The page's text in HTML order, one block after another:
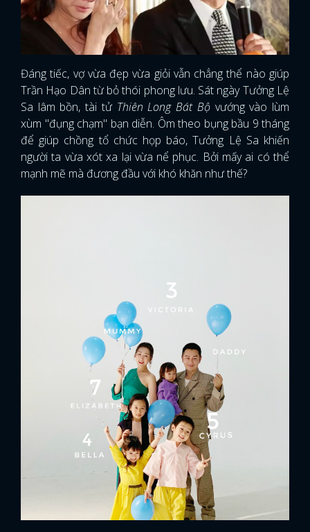
FACEBOOK GOOGLE
Đáng tiếc, vợ vừa đẹp vừa giỏi vẫn chẳng thể nào giúp
Trần Hạo Dân từ bỏ thói phong lưu. Sát ngày Tưởng Lệ
Sa lâm bồn, tài tử Thiên Long Bát Bộ vướng vào lùm
xùm "đụng chạm" bạn diễn. Ôm theo bụng bầu 9 tháng
để giúp chồng tổ chức họp báo, Tưởng Lệ Sa khiến
người ta vừa xót xa lại vừa nể phục. Bởi mấy ai có thể
mạnh mẽ mà đương đầu với khó khăn như thế?